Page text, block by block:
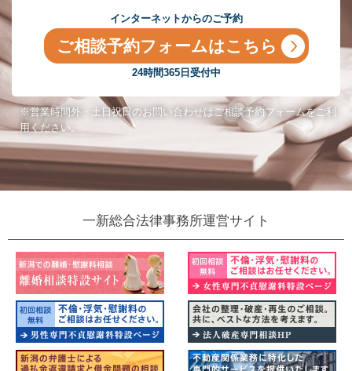
インターネットからのご予約
ご相談予約フォームはこちら
24時間365日受付中
※営業時間外・土日祝日のお問い合わせはご相談予約フォームをご利
用ください。
一新総合法律事務所運営サイト